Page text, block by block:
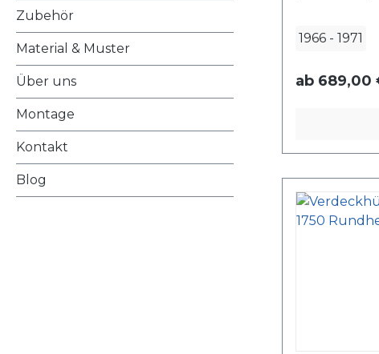
Zubehör
Material & Muster
Über uns
Montage
Kontakt
Blog
1966 - 1971
ab 689,00